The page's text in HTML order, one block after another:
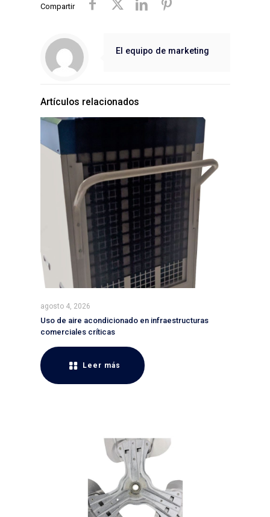
Compartir
El equipo de marketing
Artículos relacionados
agosto 4, 2026
Uso de aire acondicionado en infraestructuras
comerciales críticas
Leer más